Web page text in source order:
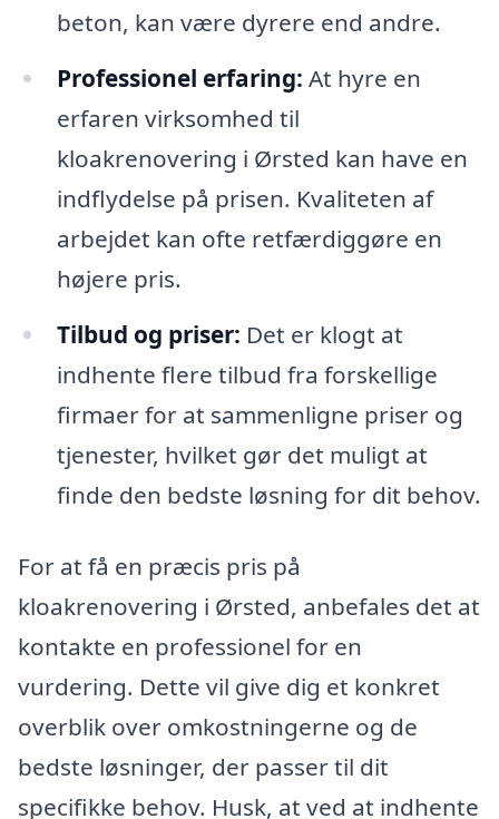
beton, kan være dyrere end andre.
Professionel erfaring: At hyre en
erfaren virksomhed til
kloakrenovering i Ørsted kan have en
indflydelse på prisen. Kvaliteten af
arbejdet kan ofte retfærdiggøre en
højere pris.
Tilbud og priser: Det er klogt at
indhente flere tilbud fra forskellige
firmaer for at sammenligne priser og
tjenester, hvilket gør det muligt at
finde den bedste løsning for dit behov.
For at få en præcis pris på
kloakrenovering i Ørsted, anbefales det at
kontakte en professionel for en
vurdering. Dette vil give dig et konkret
overblik over omkostningerne og de
bedste løsninger, der passer til dit
specifikke behov. Husk, at ved at indhente